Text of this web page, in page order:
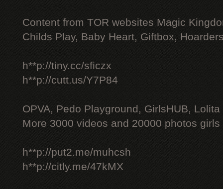
Content from TOR websites Magic
Childs Play, Baby Heart, Giftbox,
h**p://tiny.cc/sficzx
h**p://cutt.us/Y7P84
OPVA, Pedo Playground, GirlsHUB, Lolita
More 3000 videos and 20000 photos
h**p://put2.me/muhcsh
h**p://citly.me/47kMX